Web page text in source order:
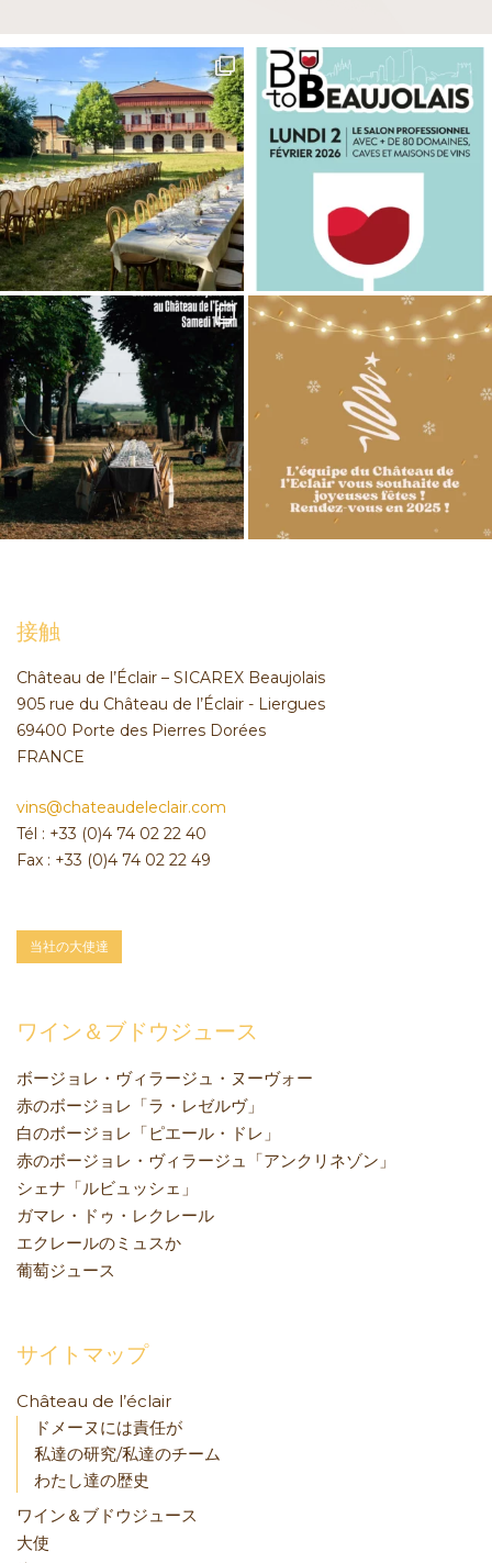
接触
Château de l’Éclair – SICAREX Beaujolais
905 rue du Château de l’Éclair - Liergues
69400 Porte des Pierres Dorées
FRANCE
vins@chateaudeleclair.com
Tél : +33 (0)4 74 02 22 40
Fax : +33 (0)4 74 02 22 49
当社の大使達
ワイン＆ブドウジュース
ボージョレ・ヴィラージュ・ヌーヴォー
赤のボージョレ「ラ・レゼルヴ」
白のボージョレ「ピエール・ドレ」
赤のボージョレ・ヴィラージュ「アンクリネゾン」
シェナ「ルビュッシェ」
ガマレ・ドゥ・レクレール
エクレールのミュスか
葡萄ジュース
サイトマップ
Château de l’éclair
ドメーヌには責任が
私達の研究/私達のチーム
わたし達の歴史
ワイン＆ブドウジュース
大使